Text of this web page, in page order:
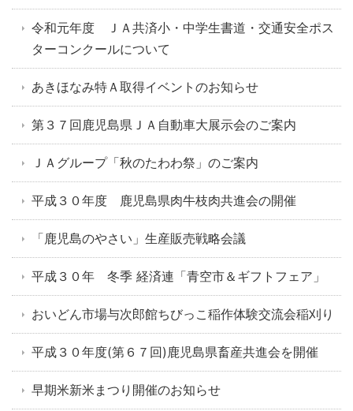
令和元年度 ＪＡ共済小・中学生書道・交通安全ポス
ターコンクールについて
あきほなみ特Ａ取得イベントのお知らせ
第３７回鹿児島県ＪＡ自動車大展示会のご案内
ＪＡグループ「秋のたわわ祭」のご案内
平成３０年度 鹿児島県肉牛枝肉共進会の開催
「鹿児島のやさい」生産販売戦略会議
平成３０年 冬季 経済連「青空市＆ギフトフェア」
おいどん市場与次郎館ちびっこ稲作体験交流会稲刈り
平成３０年度(第６７回)鹿児島県畜産共進会を開催
早期米新米まつり開催のお知らせ